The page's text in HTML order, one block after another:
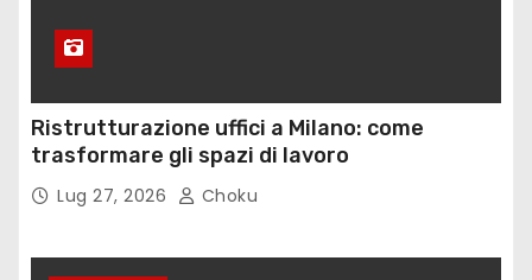
Ristrutturazione uffici a Milano: come
trasformare gli spazi di lavoro
Lug 27, 2026 Choku